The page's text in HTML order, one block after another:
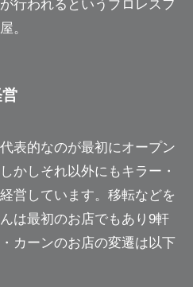
行われるというプロレスフ
。
表的なのが最初にオープン
かしそれ以外にもキラー・
営しています。移転などを
は最初のお店でもあり9軒
カーンのお店の変遷は以下